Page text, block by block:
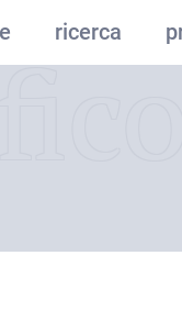
ricerca